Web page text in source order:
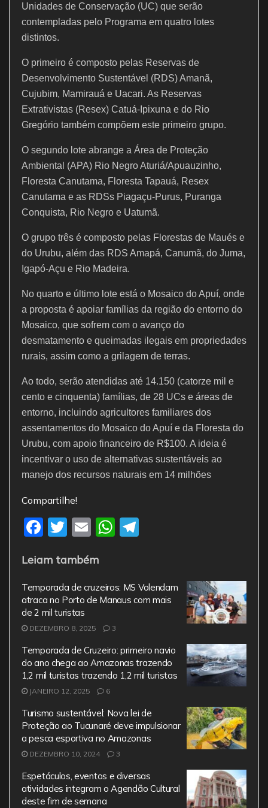
Unidades de Conservação (UC) que serão
contempladas pelo Programa em quatro lotes
distintos.
O primeiro é composto pelas Reservas de
Desenvolvimento Sustentável (RDS) Amanã,
Cujubim, Mamirauá e Uacari. As Reservas
Extrativistas (Resex) Catuá-Ipixuna e do Rio
Gregório também compõem este primeiro grupo.
O segundo lote abrange a Área de Proteção
Ambiental (APA) Rio Negro Aturiá/Apuauzinho,
Floresta Canutama, Floresta Tapauá, Resex
Canutama e as RDSs Piagaçu-Purus, Puranga
Conquista, Rio Negro e Uatumã.
O grupo três é composto pelas Florestas de Maués e
do Urubu, além das RDS Amapá, Canumã, do Juma,
Igapó-Açu e Rio Madeira.
No quarto e último lote está o Mosaico do Apuí, onde
a proposta é apoiar famílias da região do entorno do
Mosaico, que sofrem com o avanço do
desmatamento e queimadas ilegais em propriedades
rurais, assim como a grilagem de terras.
Ao todo, serão atendidas até 14.150 (catorze mil e
cento e cinquenta) famílias, de 28 UCs e áreas de
entorno, incluindo agricultores familiares dos
assentamentos do Mosaico do Apuí e da Floresta do
Urubu, com apoio financeiro de R$100. A ideia é
incentivar o uso de alternativas sustentáveis ao
manejo dos recursos naturais em 14 milhões
Compartilhe!
F
c
e
b
o
k
T
itt
er
E
ai
l
W
s
A
p
gr
a
Leiam também
Temporada de cruzeiros: MS Volendam
atraca no Porto de Manaus com mais
de 2 mil turistas
DEZEMBRO 8, 2025 3
Temporada de Cruzeiro: primeiro navio
do ano chega ao Amazonas trazendo
1,2 mil turistas trazendo 1,2 mil turistas
JANEIRO 12, 2025 6
Turismo sustentável: Nova lei de
Proteção ao Tucunaré deve impulsionar
a pesca esportiva no Amazonas
DEZEMBRO 10, 2024 3
Espetáculos, eventos e diversas
atividades integram o Agendão Cultural
deste fim de semana